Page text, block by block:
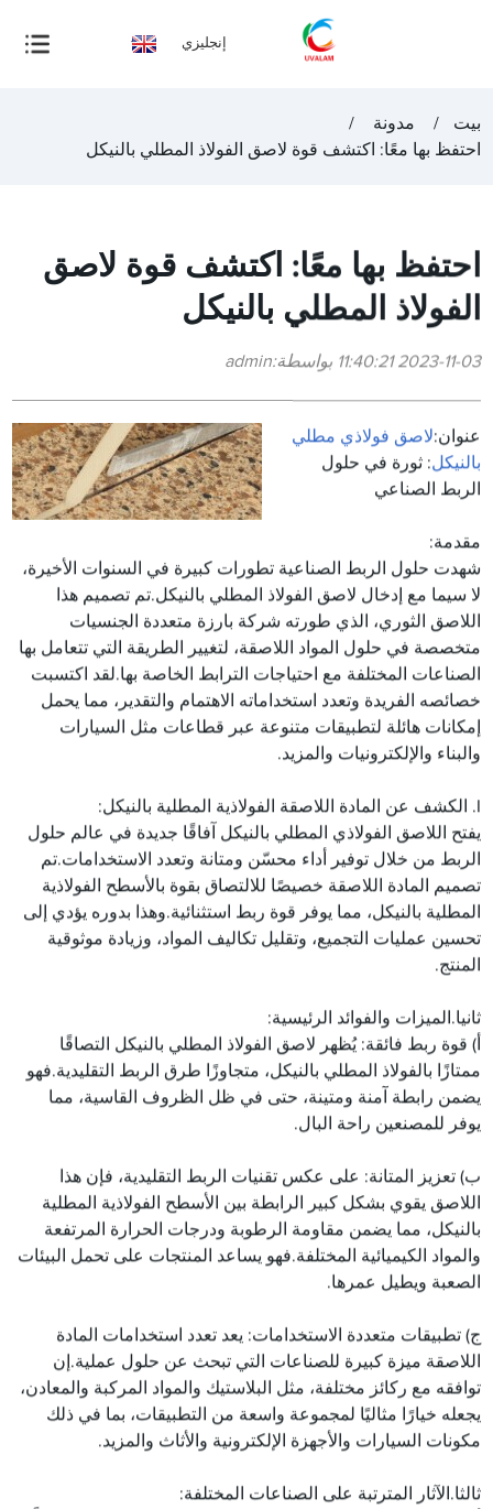
إنجليزي
بيت
مدونة
احتفظ بها معًا: اكتشف قوة لاصق الفولاذ المطلي بالنيكل
احتفظ بها معًا: اكتشف قوة لاصق
الفولاذ المطلي بالنيكل
2023-11-03 11:40:21 بواسطة:admin
عنوان:لاصق فولاذي مطلي
بالنيكل: ثورة في حلول
الربط الصناعي
مقدمة:
شهدت حلول الربط الصناعية تطورات كبيرة في السنوات الأخيرة،
لا سيما مع إدخال لاصق الفولاذ المطلي بالنيكل.تم تصميم هذا
اللاصق الثوري، الذي طورته شركة بارزة متعددة الجنسيات
متخصصة في حلول المواد اللاصقة، لتغيير الطريقة التي تتعامل بها
الصناعات المختلفة مع احتياجات الترابط الخاصة بها.لقد اكتسبت
خصائصه الفريدة وتعدد استخداماته الاهتمام والتقدير، مما يحمل
إمكانات هائلة لتطبيقات متنوعة عبر قطاعات مثل السيارات
والبناء والإلكترونيات والمزيد.
I. الكشف عن المادة اللاصقة الفولاذية المطلية بالنيكل:
يفتح اللاصق الفولاذي المطلي بالنيكل آفاقًا جديدة في عالم حلول
الربط من خلال توفير أداء محسّن ومتانة وتعدد الاستخدامات.تم
تصميم المادة اللاصقة خصيصًا للالتصاق بقوة بالأسطح الفولاذية
المطلية بالنيكل، مما يوفر قوة ربط استثنائية.وهذا بدوره يؤدي إلى
تحسين عمليات التجميع، وتقليل تكاليف المواد، وزيادة موثوقية
المنتج.
ثانيا.الميزات والفوائد الرئيسية:
أ) قوة ربط فائقة: يُظهر لاصق الفولاذ المطلي بالنيكل التصاقًا
ممتازًا بالفولاذ المطلي بالنيكل، متجاوزًا طرق الربط التقليدية.فهو
يضمن رابطة آمنة ومتينة، حتى في ظل الظروف القاسية، مما
يوفر للمصنعين راحة البال.
ب) تعزيز المتانة: على عكس تقنيات الربط التقليدية، فإن هذا
اللاصق يقوي بشكل كبير الرابطة بين الأسطح الفولاذية المطلية
بالنيكل، مما يضمن مقاومة الرطوبة ودرجات الحرارة المرتفعة
والمواد الكيميائية المختلفة.فهو يساعد المنتجات على تحمل البيئات
الصعبة ويطيل عمرها.
ج) تطبيقات متعددة الاستخدامات: يعد تعدد استخدامات المادة
اللاصقة ميزة كبيرة للصناعات التي تبحث عن حلول عملية.إن
توافقه مع ركائز مختلفة، مثل البلاستيك والمواد المركبة والمعادن،
يجعله خيارًا مثاليًا لمجموعة واسعة من التطبيقات، بما في ذلك
مكونات السيارات والأجهزة الإلكترونية والأثاث والمزيد.
ثالثا.الآثار المترتبة على الصناعات المختلفة: